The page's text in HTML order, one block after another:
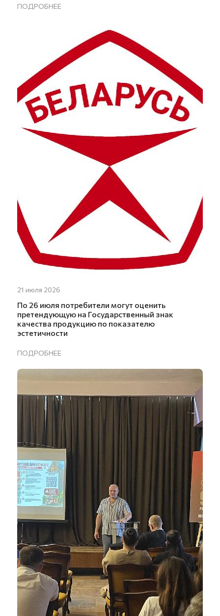
ПОДРОБНЕЕ
21 июля 2026
По 26 июля потребители могут оценить
претендующую на Государственный знак
качества продукцию по показателю
эстетичности
ПОДРОБНЕЕ